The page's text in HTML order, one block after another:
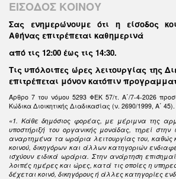
ΕΙΣΟΔΟΣ ΚΟΙΝΟΥ
Σας ενημερώνουμε ότι η είσοδος
Αθήνας επιτρέπεται καθημερινά
από τις 12:00 έως τις 14:30.
Τις υπόλοιπες ώρες λειτουργίας της
επιτρέπεται μόνον κατόπιν
Άρθρο 7 του νόμου 5293 ΦΕΚ 57/τ. Α΄/7-4-2026
Κώδικα Διοικητικής Διαδικασίας (ν. 2690/1999, Α΄ 45).
«1. Κάθε δημόσιος φορέας, με μέριμνα της
υποστήριξή του οργανικής μονάδας, τηρεί στην
αναρτημένα τα ωράρια λειτουργίας του, καθώς
κοινού, δικηγόρων και άλλων κατηγοριών
ισχύουν ειδικά ωράρια. Στην ανάρτηση
λοιπές ημέρες και ώρες, κατά τις οποίες η
δέχεται κοινό, δικηγόρους ή άλλες κατηγορίες